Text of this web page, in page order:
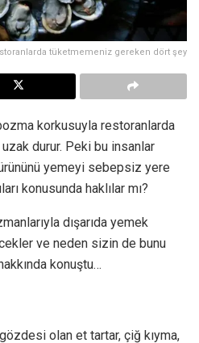
tüketmemeniz gereken dört şey
korkusuyla restoranlarda
durur. Peki bu insanlar
yemeyi sebepsiz yere
konusunda haklılar mı?
dışarıda yemek
ve neden sizin de bunu
konuştu…
olan et tartar, çiğ kıyma,